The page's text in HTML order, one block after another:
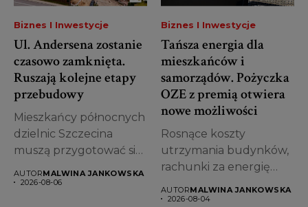
Biznes I Inwestycje
Ul. Andersena zostanie
czasowo zamknięta.
Ruszają kolejne etapy
przebudowy
Mieszkańcy północnych
dzielnic Szczecina
muszą przygotować się
Od 7...
AUTORMALWINA JANKOWSKA
2026-08-06
Biznes I Inwestycje
Tańsza energia dla
mieszkańców i
samorządów. Pożyczka
OZE z premią otwiera
nowe możliwości
Rosnące koszty
utrzymania budynków,
rachunki za energię
dostosowania się do...
AUTORMALWINA JANKOWSKA
2026-08-04